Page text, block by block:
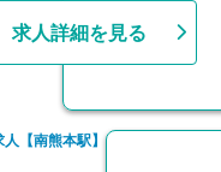
求人詳細を見る
【南熊本駅】